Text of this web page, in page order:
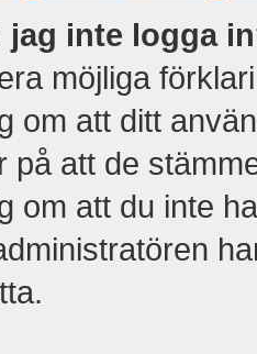
jag inte logga
möjliga
om att ditt
på att de
om att du inte